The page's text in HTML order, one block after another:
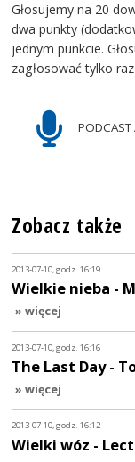
Głosujemy na 20
dwa punkty
jednym punkcie.
zagłosować tylko
PODCAST
Zobacz także
2013-07-10, godz. 16:19
Wielkie nieba -
» więcej
2013-07-10, godz. 16:16
The Last Day -
» więcej
2013-07-10, godz. 16:12
Wielki wóz -